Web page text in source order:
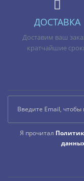
ДОСТАВКА
Доставим ваш
кратчайшие
Я прочитал